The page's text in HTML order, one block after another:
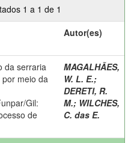
1 a 1 de 1
Autor(es)
da serraria
meio da
Gil:
de
MAGALHÃES,
W. L. E.;
DERETI, R.
M.; WILCHES,
C. das E.